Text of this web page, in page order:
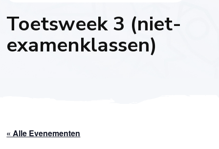
Toetsweek 3 (niet-
examenklassen)
« Alle Evenementen